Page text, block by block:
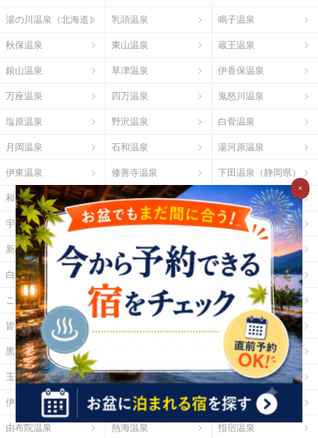
湯の川温泉（北海道） 乳頭温泉 鳴子温泉
秋保温泉 東山温泉 蔵王温泉
銀山温泉 草津温泉 伊香保温泉
万座温泉 四万温泉 鬼怒川温泉
塩原温泉 野沢温泉 白骨温泉
月岡温泉 石和温泉 湯河原温泉
伊東温泉 修善寺温泉 下田温泉（静岡県）
和倉温泉 山中温泉 あわら温泉
宇奈月温泉 下呂温泉 平湯温泉
新穂高温泉 城崎温泉
白浜温泉 勝浦温泉 道後温泉
こんぴら温泉 三朝温泉 玉造温泉
皆生温泉 別府温泉
黒川温泉 酸ヶ湯温泉
玉川温泉 日光湯元温泉 箱根温泉
伊勢・鳥羽温泉 志摩温泉 大歩危祖谷温泉
由布院温泉 熱海温泉 指宿温泉
×